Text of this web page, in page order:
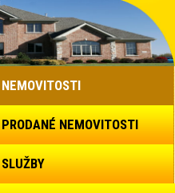
NEMOVITOSTI
PRODANÉ NEMOVITOSTI
SLUŽBY